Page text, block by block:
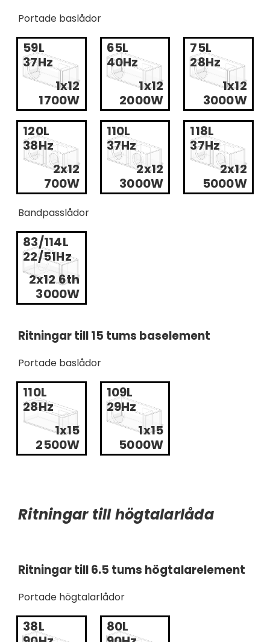
Portade baslådor
59L
37Hz
1700W
1x12
65L
40Hz
2000W
1x12
75L
28Hz
3000W
1x12
120L
38Hz
700W
2x12
110L
37Hz
3000W
2x12
118L
37Hz
5000W
2x12
Bandpasslådor
83/114L
22/51Hz
3000W
2x12 6th
Ritningar till 15 tums baselement
Portade baslådor
110L
28Hz
2500W
1x15
109L
29Hz
5000W
1x15
Ritningar till högtalarlåda
Ritningar till 6.5 tums högtalarelement
Portade högtalarlådor
38L
80L